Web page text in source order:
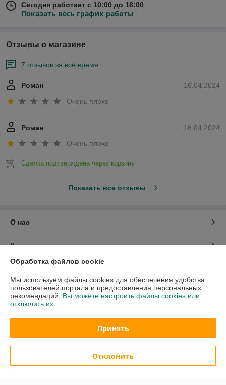
Сегодня работает с 10:00 до 18:00
Показать весь график работы
Отзывы о магазине
7 отзывов за всё время
16.04.2024
Роман
Очень плохо
16.04.2024
Роман
Очень плохо
Сделка подтверждена через корзину
Показать все отзывы
О нас
Контакты
График работы
Полная версия сайта
Политика обработки cookies
Сайт создан на платформе Deal.by
Обработка файлов cookie
Мы используем файлы cookies для обеспечения удобства
пользователей портала и предоставления персональных
рекомендаций. Вы можете настроить файлы cookies или
отключить их.
Принять
Отклонить